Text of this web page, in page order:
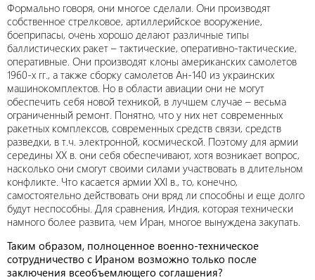
Формально говоря, они многое сделали. Они производят
собственное стрелковое, артиллерийское вооружение,
боеприпасы, очень хорошо делают различные типы
баллистических ракет – тактические, оперативно-тактические,
оперативные. Они производят клоны американских самолетов
1960-х гг., а также сборку самолетов Ан-140 из украинских
машинокомплектов. Но в области авиации они не могут
обеспечить себя новой техникой, в лучшем случае – весьма
ограниченный ремонт. Понятно, что у них нет современных
ракетных комплексов, современных средств связи, средств
разведки, в т.ч. электронной, космической. Поэтому для армии
середины ХХ в. они себя обеспечивают, хотя возникает вопрос,
насколько они смогут своими силами участвовать в длительном
конфликте. Что касается армии XXI в., то, конечно,
самостоятельно действовать они вряд ли способны и еще долго
будут неспособны. Для сравнения, Индия, которая технически
намного более развита, чем Иран, многое вынуждена закупать.
Таким образом, полноценное военно-техническое
сотрудничество с Ираном возможно только после
заключения всеобъемлющего соглашения?